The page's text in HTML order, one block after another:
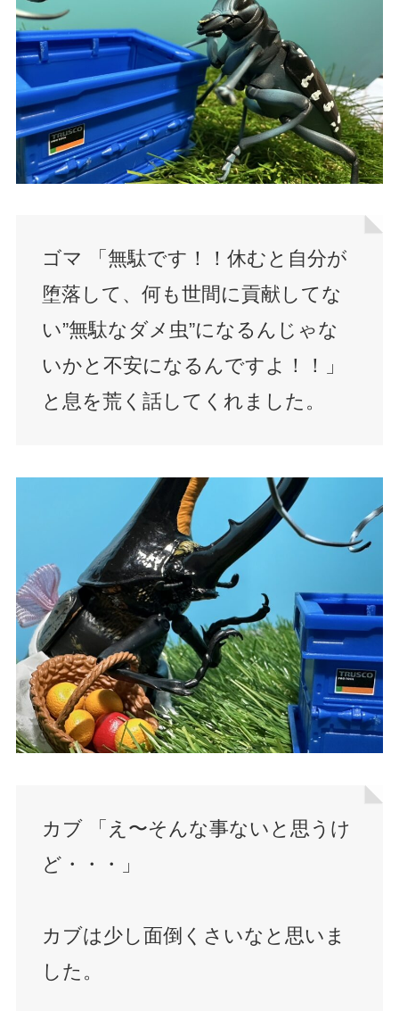
ゴマ 「無駄です！！休むと自分が
堕落して、何も世間に貢献してな
い”無駄なダメ虫”になるんじゃな
いかと不安になるんですよ！！」
と息を荒く話してくれました。
カブ 「え〜そんな事ないと思うけ
ど・・・」
カブは少し面倒くさいなと思いま
した。